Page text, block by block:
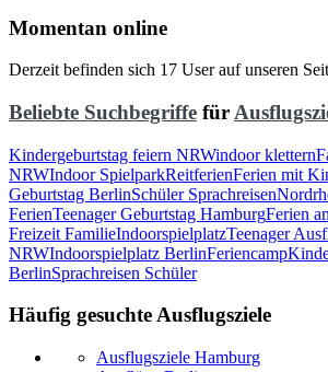
Momentan online
Derzeit befinden sich 17 User auf unseren
Beliebte Suchbegriffe für
Kindergeburtstag feiern NRWindoor klettern
NRWIndoor SpielparkReitferienFerien mit
Geburtstag BerlinSchüler Sprachreisen
FerienTeenager Geburtstag HamburgFerien
Freizeit FamilieIndoorspielplatzTeenager
NRWIndoorspielplatz BerlinFeriencamp
BerlinSprachreisen Schüler
Häufig gesuchte Ausflugsziele
Ausflugsziele Hamburg